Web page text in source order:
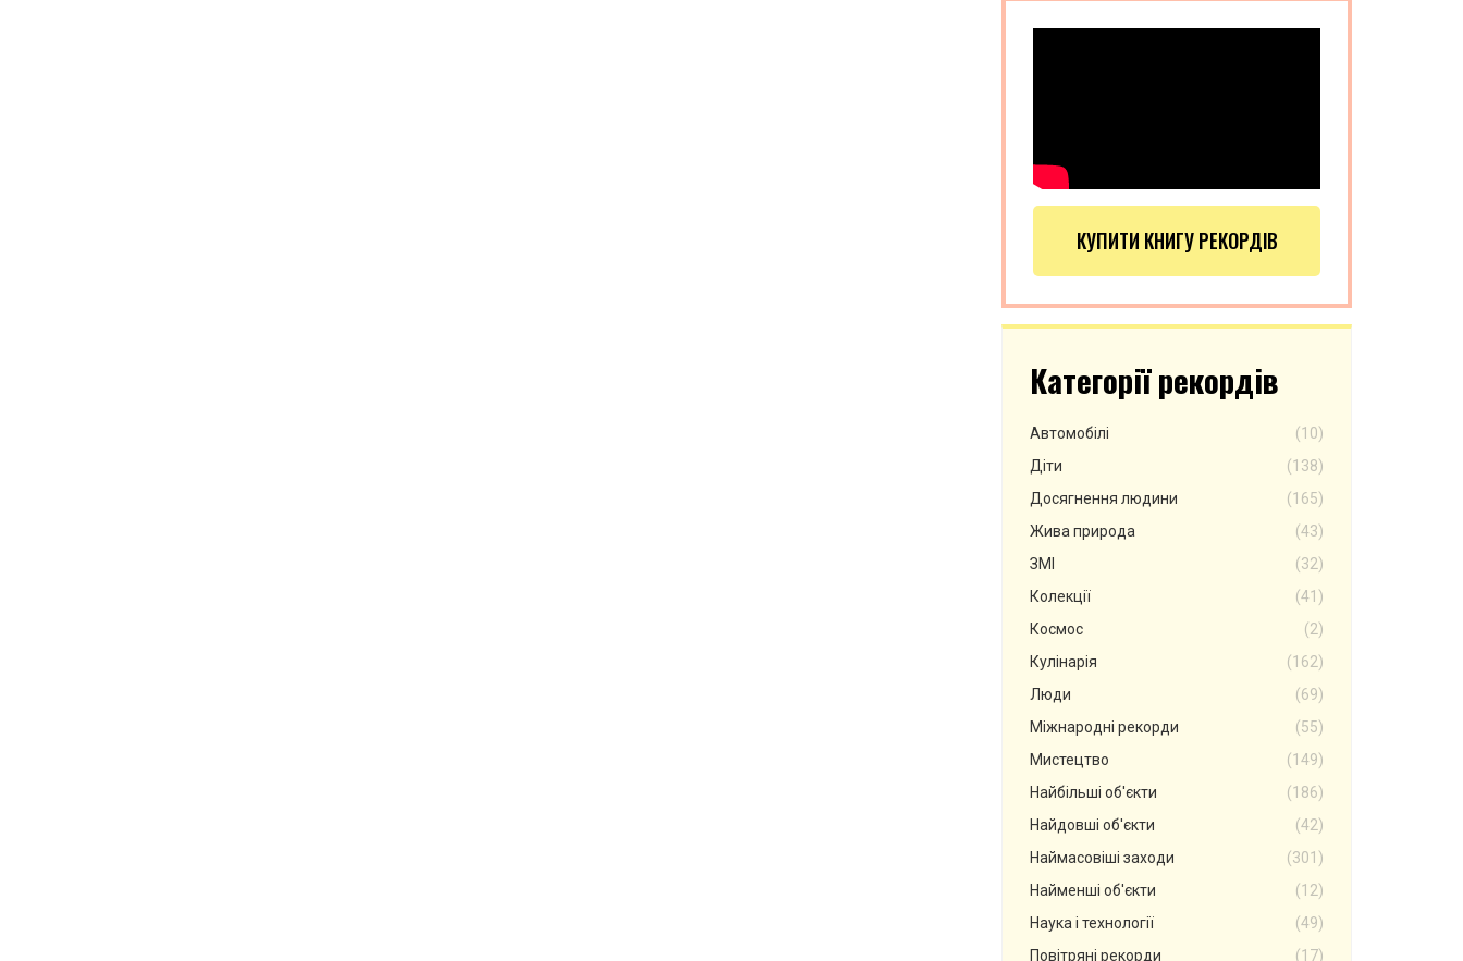
КУПИТИ КНИГУ РЕКОРДІВ
Категорії рекордів
Автомобілі
(10)
Діти
(138)
Досягнення людини
(165)
Жива природа
(43)
ЗМІ
(32)
Колекції
(41)
Космос
(2)
Кулінарія
(162)
Люди
(69)
Міжнародні рекорди
(55)
Мистецтво
(149)
Найбільші об'єкти
(186)
Найдовші об'єкти
(42)
Наймасовіші заходи
(301)
Найменші об'єкти
(12)
Наука і технології
(49)
Повітряні рекорди
(17)